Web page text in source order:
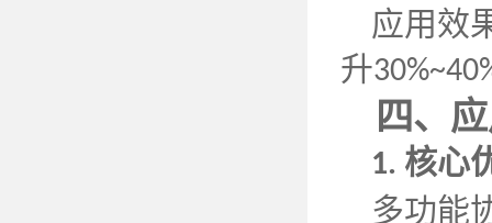
应用效
升
四、
1. 核心
多功能